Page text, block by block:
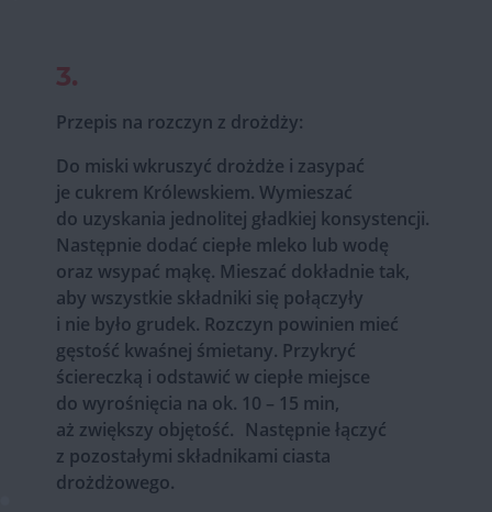
3.
Przepis na rozczyn z drożdży:
Do miski wkruszyć drożdże i zasypać
je cukrem Królewskiem. Wymieszać
do uzyskania jednolitej gładkiej konsystencji.
Następnie dodać ciepłe mleko lub wodę
oraz wsypać mąkę. Mieszać dokładnie tak,
aby wszystkie składniki się połączyły
i nie było grudek. Rozczyn powinien mieć
gęstość kwaśnej śmietany. Przykryć
ściereczką i odstawić w ciepłe miejsce
do wyrośnięcia na ok. 10 – 15 min,
aż zwiększy objętość. Następnie łączyć
z pozostałymi składnikami ciasta
drożdżowego.